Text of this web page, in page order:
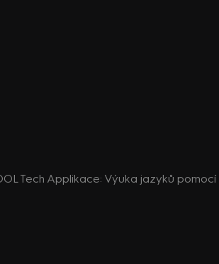
Tech Applikace: Výuka jazyků